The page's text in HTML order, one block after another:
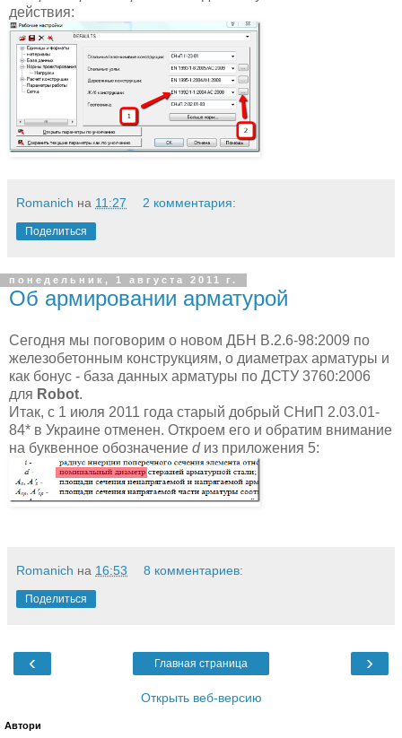
действия:
Romanich на 11:27 2 комментария:
Поделиться
понедельник, 1 августа 2011 г.
Об армировании арматурой
Сегодня мы поговорим о новом ДБН В.2.6-98:2009 по
железобетонным конструкциям, о диаметрах арматуры и
как бонус - база данных арматуры по ДСТУ 3760:2006
для Robot.
Итак, с 1 июля 2011 года старый добрый СНиП 2.03.01-
84* в Украине отменен. Откроем его и обратим внимание
на буквенное обозначение dиз приложения 5:
Romanich на 16:53 8 комментариев:
Поделиться
‹ ›
Главная страница
Открыть веб-версию
Автори